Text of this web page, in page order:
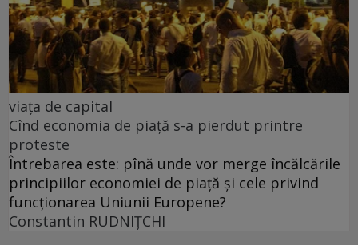
viața de capital
Cînd economia de piață s-a pierdut printre
proteste
Întrebarea este: pînă unde vor merge încălcările
principiilor economiei de piață și cele privind
funcționarea Uniunii Europene?
Constantin RUDNIŢCHI